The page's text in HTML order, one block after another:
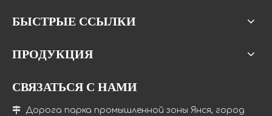
БЫСТРЫЕ ССЫЛКИ
ПРОДУКЦИЯ
СВЯЗАТЬСЯ С НАМИ
 Дорога парка промышленной зоны Янся, город